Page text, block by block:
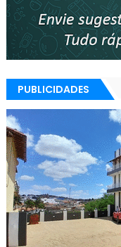
PUBLICIDADES